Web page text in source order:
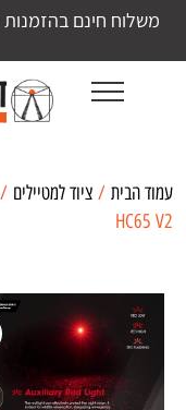
עמוד הבית / ציוד למטיילים /
HC65 V2